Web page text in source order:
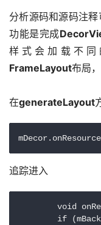
分析源码和源码注释
功能是完成
样式会加载不
FrameLayout布局
在generateLayout
追踪进入
if